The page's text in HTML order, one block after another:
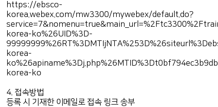
https://ebsco-
korea.webex.com/mw3300/mywebex/default.do?
korea-ko%26UID%3D-
korea-
korea-ko
4. 접속방법
등록 시 기재한 이메일로 접속 링크 송부